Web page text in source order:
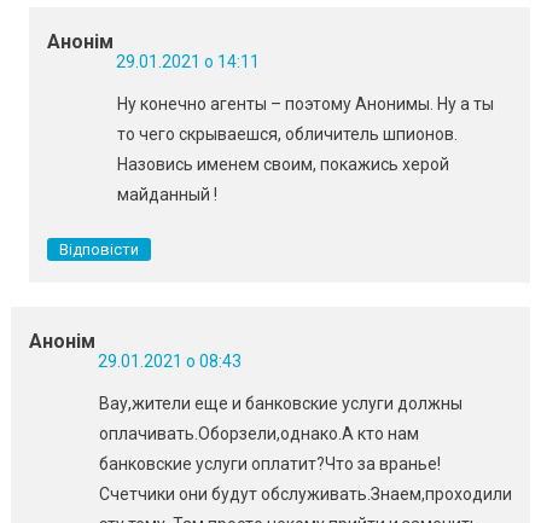
Анонім
29.01.2021 о 14:11
Ну конечно агенты – поэтому Анонимы. Ну а ты
то чего скрываешся, обличитель шпионов.
Назовись именем своим, покажись херой
майданный !
Відповісти
Анонім
29.01.2021 о 08:43
Вау,жители еще и банковские услуги должны
оплачивать.Оборзели,однако.А кто нам
банковские услуги оплатит?Что за вранье!
Счетчики они будут обслуживать.Знаем,проходили